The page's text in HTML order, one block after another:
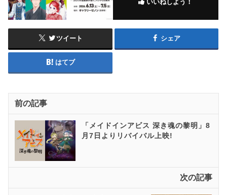
いいねしよう！
ツイート シェア
はてブ
前の記事
「メイドインアビス 深き魂の黎明」8
月7日よりリバイバル上映!
次の記事